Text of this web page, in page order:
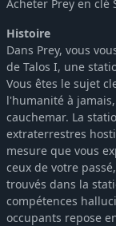
Acheter Prey en clé
Histoire
Dans Prey, vous
de Talos I, une
Vous êtes le sujet
l'humanité à
cauchemar. La
extraterrestres
mesure que vous
ceux de votre
trouvés dans la
compétences
occupants repose